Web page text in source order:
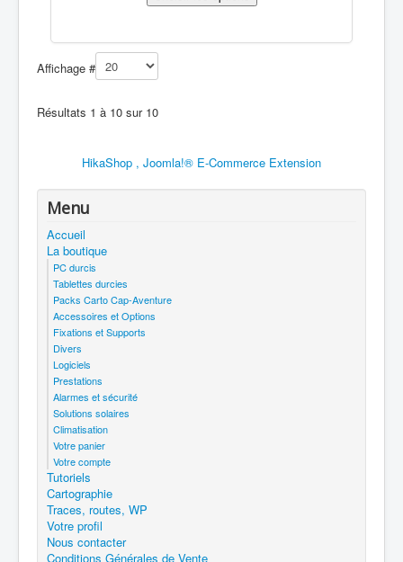
Affichage #
Résultats 1 à 10 sur 10
HikaShop , Joomla!® E-Commerce Extension
Menu
Accueil
La boutique
PC durcis
Tablettes durcies
Packs Carto Cap-Aventure
Accessoires et Options
Fixations et Supports
Divers
Logiciels
Prestations
Alarmes et sécurité
Solutions solaires
Climatisation
Votre panier
Votre compte
Tutoriels
Cartographie
Traces, routes, WP
Votre profil
Nous contacter
Conditions Générales de Vente